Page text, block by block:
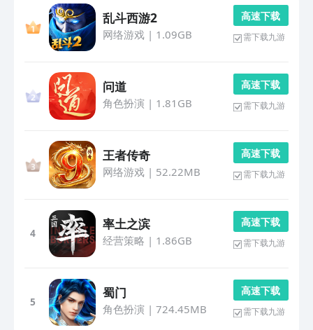
乱斗西游2
网络游戏| 1.09GB
高 速 下 载
需下载九游
问道
角色扮演 | 1.81GB
高 速 下 载
需下载九游
王者传奇
网络游戏| 52.22MB
高 速 下 载
需下载九游
4
率土之滨
经营策略 | 1.86GB
高 速 下 载
需下载九游
5
蜀门
角色扮演 | 724.45MB
高 速 下 载
需下载九游